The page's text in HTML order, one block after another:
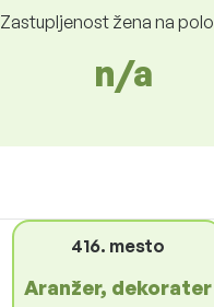
Zastupljenost žena na
n/a
416. mesto
Aranžer, dekorater